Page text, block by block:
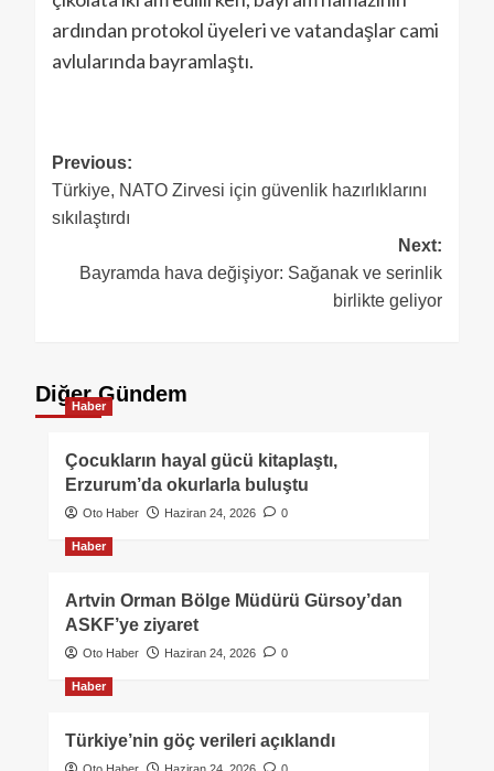
ardından protokol üyeleri ve vatandaşlar cami
avlularında bayramlaştı.
Previous:
Türkiye, NATO Zirvesi için güvenlik hazırlıklarını
sıkılaştırdı
Next:
Bayramda hava değişiyor: Sağanak ve serinlik
birlikte geliyor
Diğer Gündem
Haber
Çocukların hayal gücü kitaplaştı,
Erzurum’da okurlarla buluştu
Oto Haber Haziran 24, 2026 0
Haber
Artvin Orman Bölge Müdürü Gürsoy’dan
ASKF’ye ziyaret
Oto Haber Haziran 24, 2026 0
Haber
Türkiye’nin göç verileri açıklandı